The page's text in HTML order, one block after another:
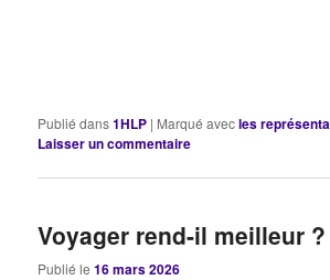
Publié dans1HLP | Marqué avecles
Laisser un commentaire
Voyager rend-il meilleur ?
Publié le16 mars 2026